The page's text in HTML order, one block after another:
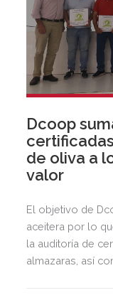
Dcoop
de oliva a
valor
El objetivo de
aceitera por lo
la auditoría de
almazaras, así